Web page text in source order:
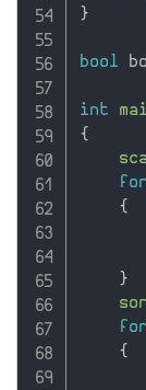
}
bool
int
{
for
{
}
for
{